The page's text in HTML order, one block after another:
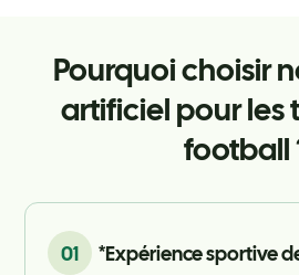
Pourquoi choisir
artificiel pour les
football
01 *Expérience sportive